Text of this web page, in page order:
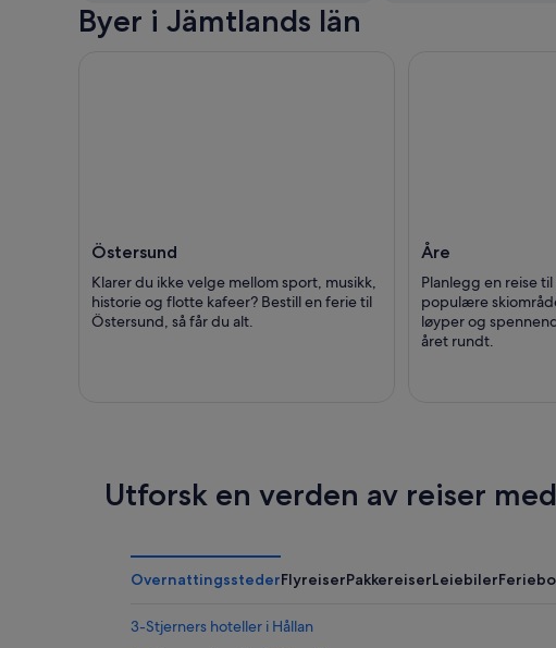
Byer i Jämtlands län
Östersund
Klarer du ikke velge mellom sport, musikk,
historie og flotte kafeer? Bestill en ferie til
Östersund, så får du alt.
Åre
Planlegg en reise
populære
løyper og
året rundt.
Utforsk en verden av reiser
OvernattingsstederFlyreiserPakkereiserLeiebiler
3-Stjerners hoteller i Hållan